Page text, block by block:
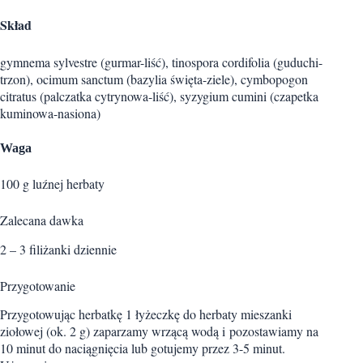
Skład
gymnema sylvestre (gurmar-liść), tinospora cordifolia (guduchi-
trzon), ocimum sanctum (bazylia święta-ziele), cymbopogon
citratus (palczatka cytrynowa-liść), syzygium cumini (czapetka
kuminowa-nasiona)
Waga
100 g luźnej herbaty
Zalecana dawka
2 – 3 filiżanki dziennie
Przygotowanie
Przygotowując herbatkę 1 łyżeczkę do herbaty mieszanki
ziołowej (ok. 2 g) zaparzamy wrzącą wodą i pozostawiamy na
10 minut do naciągnięcia lub gotujemy przez 3-5 minut.